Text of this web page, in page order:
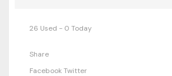
26 Used - 0 Today
Share
FacebookTwitter